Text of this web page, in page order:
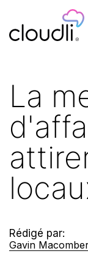
La
Rédigé par:
Gavin